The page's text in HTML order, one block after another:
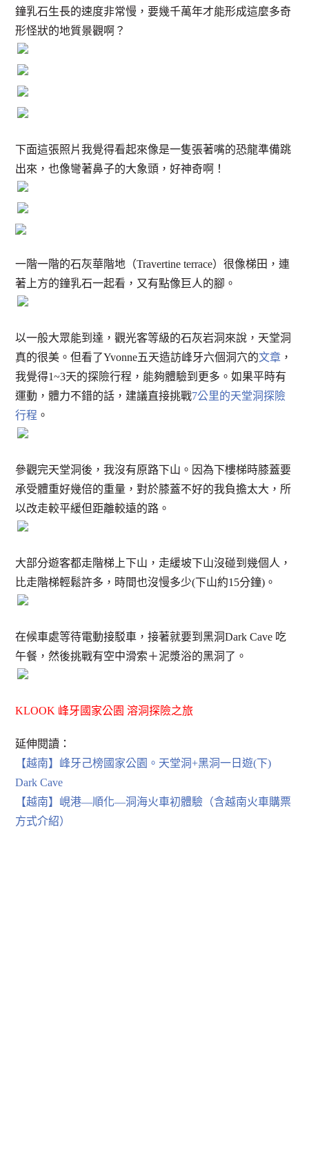
鐘乳石生長的速度非常慢，要幾千萬年才能形成這麼多奇
形怪狀的地質景觀啊？
下面這張照片我覺得看起來像是一隻張著嘴的恐龍準備跳
出來，也像彎著鼻子的大象頭，好神奇啊！
一階一階的石灰華階地（Travertine terrace）很像梯田，連
著上方的鐘乳石一起看，又有點像巨人的腳。
以一般大眾能到達，觀光客等級的石灰岩洞來說，天堂洞
真的很美。但看了Yvonne五天造訪峰牙六個洞穴的文章 ，
我覺得1~3天的探險行程，能夠體驗到更多。如果平時有
運動，體力不錯的話，建議直接挑戰7公里的天堂洞探險
行程 。
參觀完天堂洞後，我沒有原路下山。因為下樓梯時膝蓋要
承受體重好幾倍的重量，對於膝蓋不好的我負擔太大，所
以改走較平緩但距離較遠的路。
大部分遊客都走階梯上下山，走緩坡下山沒碰到幾個人，
比走階梯輕鬆許多，時間也沒慢多少(下山約15分鐘)。
在候車處等待電動接駁車，接著就要到黑洞Dark Cave 吃
午餐，然後挑戰有空中滑索＋泥漿浴的黑洞了。
KLOOK 峰牙國家公園 溶洞探險之旅
延伸閱讀：
【越南】峰牙己榜國家公園。天堂洞+黑洞一日遊(下)
Dark Cave
【越南】峴港—順化—洞海火車初體驗（含越南火車購票
方式介紹）